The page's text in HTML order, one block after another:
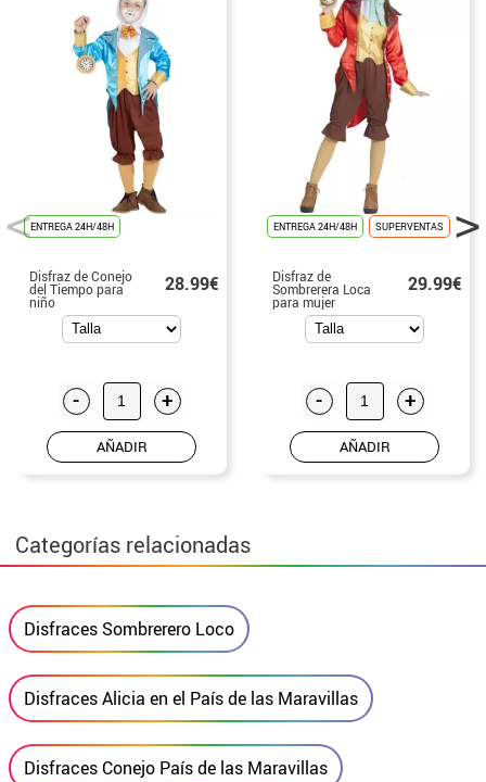
ENTREGA 24H/48H
Disfraz de Conejo
del Tiempo para
niño
28.99€
- +
AÑADIR
ENTREGA 24H/48H SUPERVENTAS
Disfraz de
Sombrerera Loca
para mujer
29.99€
- +
AÑADIR
Categorías relacionadas
Disfraces Sombrerero Loco
Disfraces Alicia en el País de las Maravillas
Disfraces Conejo País de las Maravillas